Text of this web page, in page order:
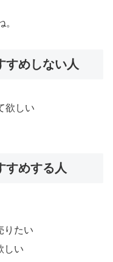
すめしない人
欲しい
すめする人
りたい
しい